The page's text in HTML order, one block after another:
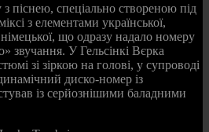
піснею, спеціально створеною під
з елементами української,
німецької, що одразу надало номеру
звучання. У Гельсінкі Вєрка
зі зіркою на голові, у супроводі
диско‑номер із
із серйознішими баладними